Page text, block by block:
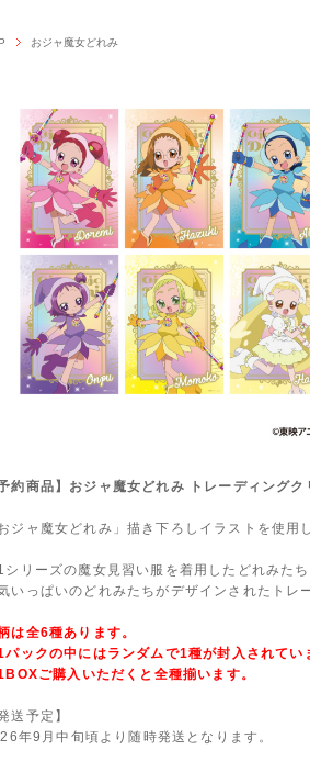
おジャ魔女どれみ
予約商品】おジャ魔女どれみ トレーディングク
おジャ魔女どれみ」描き下ろしイラストを使用
シリーズの魔女見習い服を着用したどれみた
いっぱいのどれみたちがデザインされたトレ
は全6種あります。
ックの中にはランダムで1種が封入されてい
ご購入いただくと全種揃います。
送予定】
年9月中旬頃より随時発送となります。